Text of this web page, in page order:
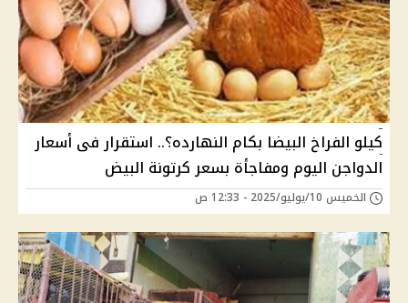
كيلو الفراخ البيضا بكام النهارده؟.. استقرار فى أسعار
الدواجن اليوم ومفاجأة بسعر كرتونة البيض
الخميس 10/يوليو/2025 - 12:33 ص